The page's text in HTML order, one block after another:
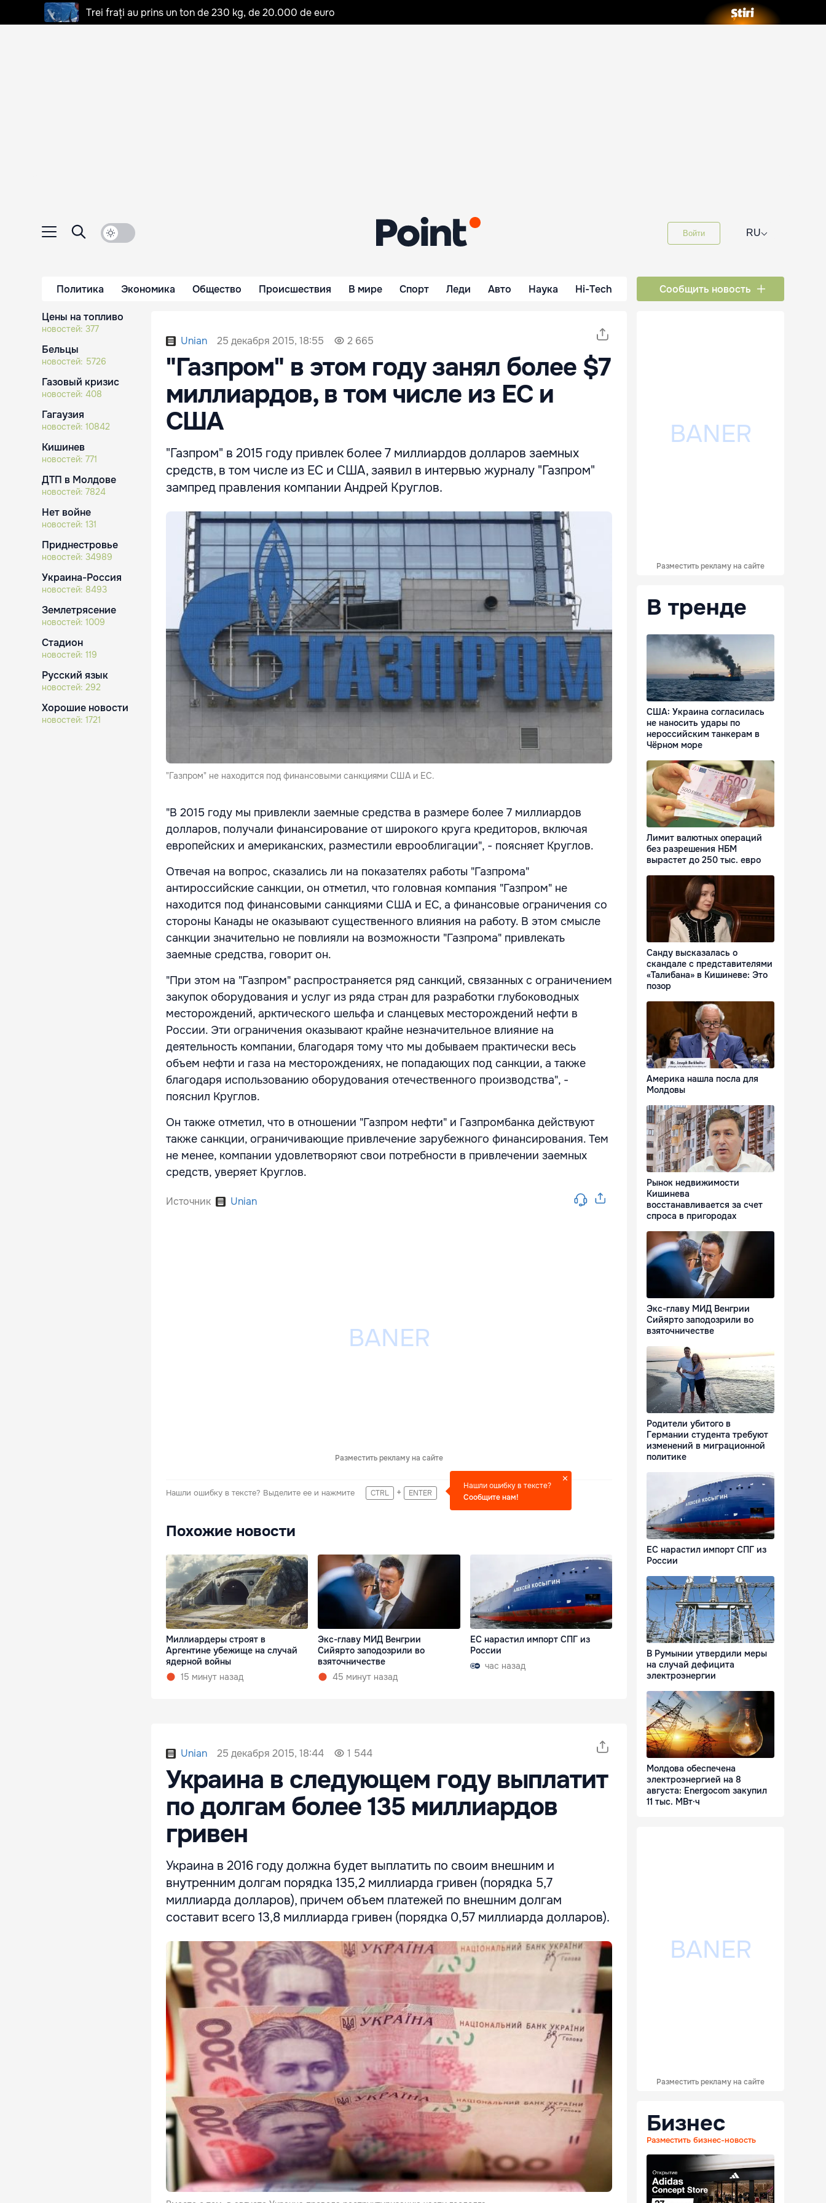
Trei frați au prins un ton de 230 kg, de 20.000 de euro
Войти RU⌵
Политика Экономика Общество Происшествия В мире Спорт Леди Авто Наука Hi-Tech Сообщить новость
Цены на топливо
новостей: 377
Бельцы
новостей: 5726
Газовый кризис
новостей: 408
Гагаузия
новостей: 10842
Кишинев
новостей: 771
ДТП в Молдове
новостей: 7824
Нет войне
новостей: 131
Приднестровье
новостей: 34989
Украина-Россия
новостей: 8493
Землетрясение
новостей: 1009
Стадион
новостей: 119
Русский язык
новостей: 292
Хорошие новости
новостей: 1721
Unian 25 декабря 2015, 18:55 2 665
"Газпром" в этом году занял более $7
миллиардов, в том числе из ЕС и
США
"Газпром" в 2015 году привлек более 7 миллиардов долларов заемных
средств, в том числе из ЕС и США, заявил в интервью журналу "Газпром"
зампред правления компании Андрей Круглов.
"Газпром" не находится под финансовыми санкциями США и ЕС.
"В 2015 году мы привлекли заемные средства в размере более 7 миллиардов
долларов, получали финансирование от широкого круга кредиторов, включая
европейских и американских, разместили еврооблигации", - поясняет Круглов.
Отвечая на вопрос, сказались ли на показателях работы "Газпрома"
антироссийские санкции, он отметил, что головная компания "Газпром" не
находится под финансовыми санкциями США и ЕС, а финансовые ограничения со
стороны Канады не оказывают существенного влияния на работу. В этом смысле
санкции значительно не повлияли на возможности "Газпрома" привлекать
заемные средства, говорит он.
"При этом на "Газпром" распространяется ряд санкций, связанных с ограничением
закупок оборудования и услуг из ряда стран для разработки глубоководных
месторождений, арктического шельфа и сланцевых месторождений нефти в
России. Эти ограничения оказывают крайне незначительное влияние на
деятельность компании, благодаря тому что мы добываем практически весь
объем нефти и газа на месторождениях, не попадающих под санкции, а также
благодаря использованию оборудования отечественного производства", -
пояснил Круглов.
Он также отметил, что в отношении "Газпром нефти" и Газпромбанка действуют
также санкции, ограничивающие привлечение зарубежного финансирования. Тем
не менее, компании удовлетворяют свои потребности в привлечении заемных
средств, уверяет Круглов.
Источник Unian
Разместить рекламу на сайте
Нашли ошибку в тексте? Выделите ее и нажмите CTRL + ENTER
Нашли ошибку в тексте?
Сообщите нам!
Похожие новости
Миллиардеры строят в
Аргентине убежище на случай
ядерной войны
15 минут назад
Экс-главу МИД Венгрии
Сийярто заподозрили во
взяточничестве
45 минут назад
ЕС нарастил импорт СПГ из
России
час назад
Unian 25 декабря 2015, 18:44 1 544
Украина в следующем году выплатит
по долгам более 135 миллиардов
гривен
Украина в 2016 году должна будет выплатить по своим внешним и
внутренним долгам порядка 135,2 миллиарда гривен (порядка 5,7
миллиарда долларов), причем объем платежей по внешним долгам
составит всего 13,8 миллиарда гривен (порядка 0,57 миллиарда долларов).
Разместить рекламу на сайте
В тренде
США: Украина согласилась
не наносить удары по
нероссийским танкерам в
Чёрном море
Лимит валютных операций
без разрешения НБМ
вырастет до 250 тыс. евро
Санду высказалась о
скандале с представителями
«Талибана» в Кишиневе: Это
позор
Америка нашла посла для
Молдовы
Рынок недвижимости
Кишинева
восстанавливается за счет
спроса в пригородах
Экс-главу МИД Венгрии
Сийярто заподозрили во
взяточничестве
Родители убитого в
Германии студента требуют
изменений в миграционной
политике
ЕС нарастил импорт СПГ из
России
В Румынии утвердили меры
на случай дефицита
электроэнергии
Молдова обеспечена
электроэнергией на 8
августа: Energocom закупил
11 тыс. МВт·ч
Разместить рекламу на сайте
Бизнес
Разместить бизнес-новость